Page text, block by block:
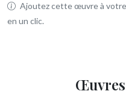
Ajoutez cette œuvre à
en un clic.